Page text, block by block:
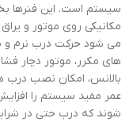
سیستم است. این فنرها
مکانیکی روی موتور و
می شود حرکت درب نرم و
های مکرر، موتور دچار
بالانس، امکان نصب درب
عمر مفید سیستم را
شوند که درب حتی در